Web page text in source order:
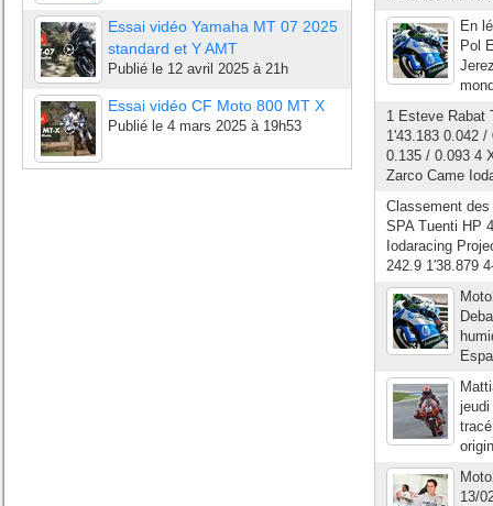
Essai vidéo Yamaha MT 07 2025
standard et Y AMT
Publié le 12 avril 2025 à 21h
Essai vidéo CF Moto 800 MT X
Publié le 4 mars 2025 à 19h53
En
Pol
1 Esteve Rabat
1'43.183 0.042
0.135 / 0.093 4
Zarco Came
Classement
SPA Tuenti HP
Iodaracing
242.9 1′38.879
13/